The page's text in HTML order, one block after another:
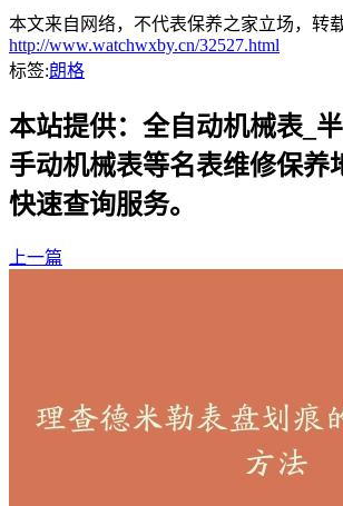
本文来自网络，不代表保养之家立场，转
http://www.watchwxby.cn/32527.html
标签:朗格
本站提供：全自动机械表_半
手动机械表等名表维修保养
快速查询服务。
上一篇